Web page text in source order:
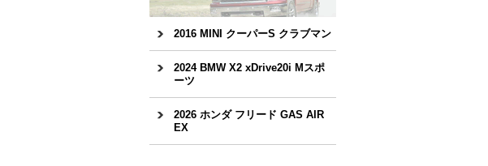
2016 MINI クーパーS クラブマン
2024 BMW X2 xDrive20i Mスポ
ーツ
2026 ホンダ フリード GAS AIR
EX